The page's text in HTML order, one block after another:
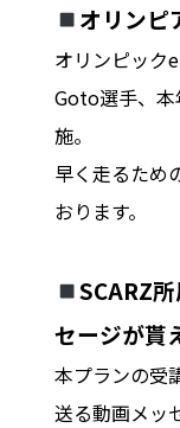
オリンピ
オリンピック
Goto選手、本
施。
早く走るため
おります。
SCARZ
セージが貰
本プランの受
送る動画メッ